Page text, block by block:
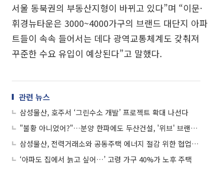
서울 동북권의 부동산지형이 바뀌고 있다”며 “이문·
휘경뉴타운은 3000~4000가구의 브랜드 대단지 아파
트들이 속속 들어서는 데다 광역교통체계도 갖춰져
꾸준한 수요 유입이 예상된다”고 말했다.
관련 뉴스
삼성물산, 호주서 ‘그린수소 개발’ 프로젝트 확대 나선다
"불황 아니었어?"…분양 한파에도 두산건설, '위브' 브랜드로 연달아 완판
삼성물산, 전력거래소와 공동주택 에너지 절감 위한 협업 추진
‘아파도 집에서 늙고 싶어…’ 고령 가구 40%가 노후 주택